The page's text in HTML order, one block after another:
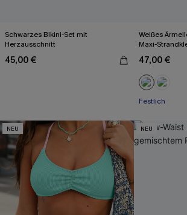
Schwarzes Bikini-Set mit
Herzausschnitt
45,00 €
Weißes
Maxi-
47,00 €
Festlich
NEU NEU